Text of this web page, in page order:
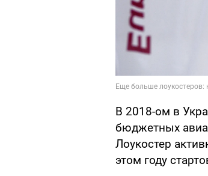
В 2018-ом в
бюджетных
Лоукостер
этом году